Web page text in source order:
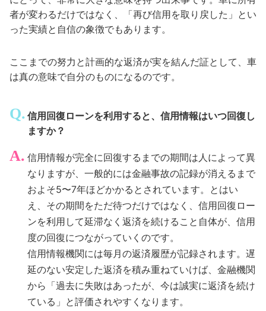
者が変わるだけではなく、「再び信用を取り戻した」とい
った実績と自信の象徴でもあります。
ここまでの努力と計画的な返済が実を結んだ証として、車
は真の意味で自分のものになるのです。
信用回復ローンを利用すると、信用情報はいつ回復し
ますか？
信用情報が完全に回復するまでの期間は人によって異
なりますが、一般的には金融事故の記録が消えるまで
およそ5〜7年ほどかかるとされています。とはい
え、その期間をただ待つだけではなく、信用回復ロー
ンを利用して延滞なく返済を続けること自体が、信用
度の回復につながっていくのです。
信用情報機関には毎月の返済履歴が記録されます。遅
延のない安定した返済を積み重ねていけば、金融機関
から「過去に失敗はあったが、今は誠実に返済を続け
ている」と評価されやすくなります。